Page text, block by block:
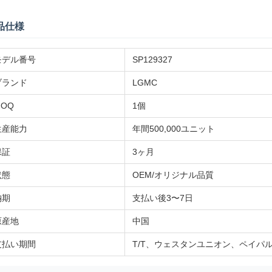
仕様
デル番号 SP129327
ンド LGMC
1個
能力 年間500,000ユニット
証 3ヶ月
態 OEM/オリジナル品質
支払い後3〜7日
産地 中国
払い期間 T/T、ウェスタンユニオン、ペイパ